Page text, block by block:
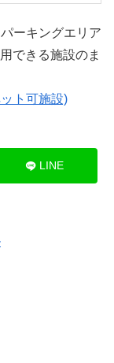
ーキングエリア
できる施設のま
ト可施設)
LINE